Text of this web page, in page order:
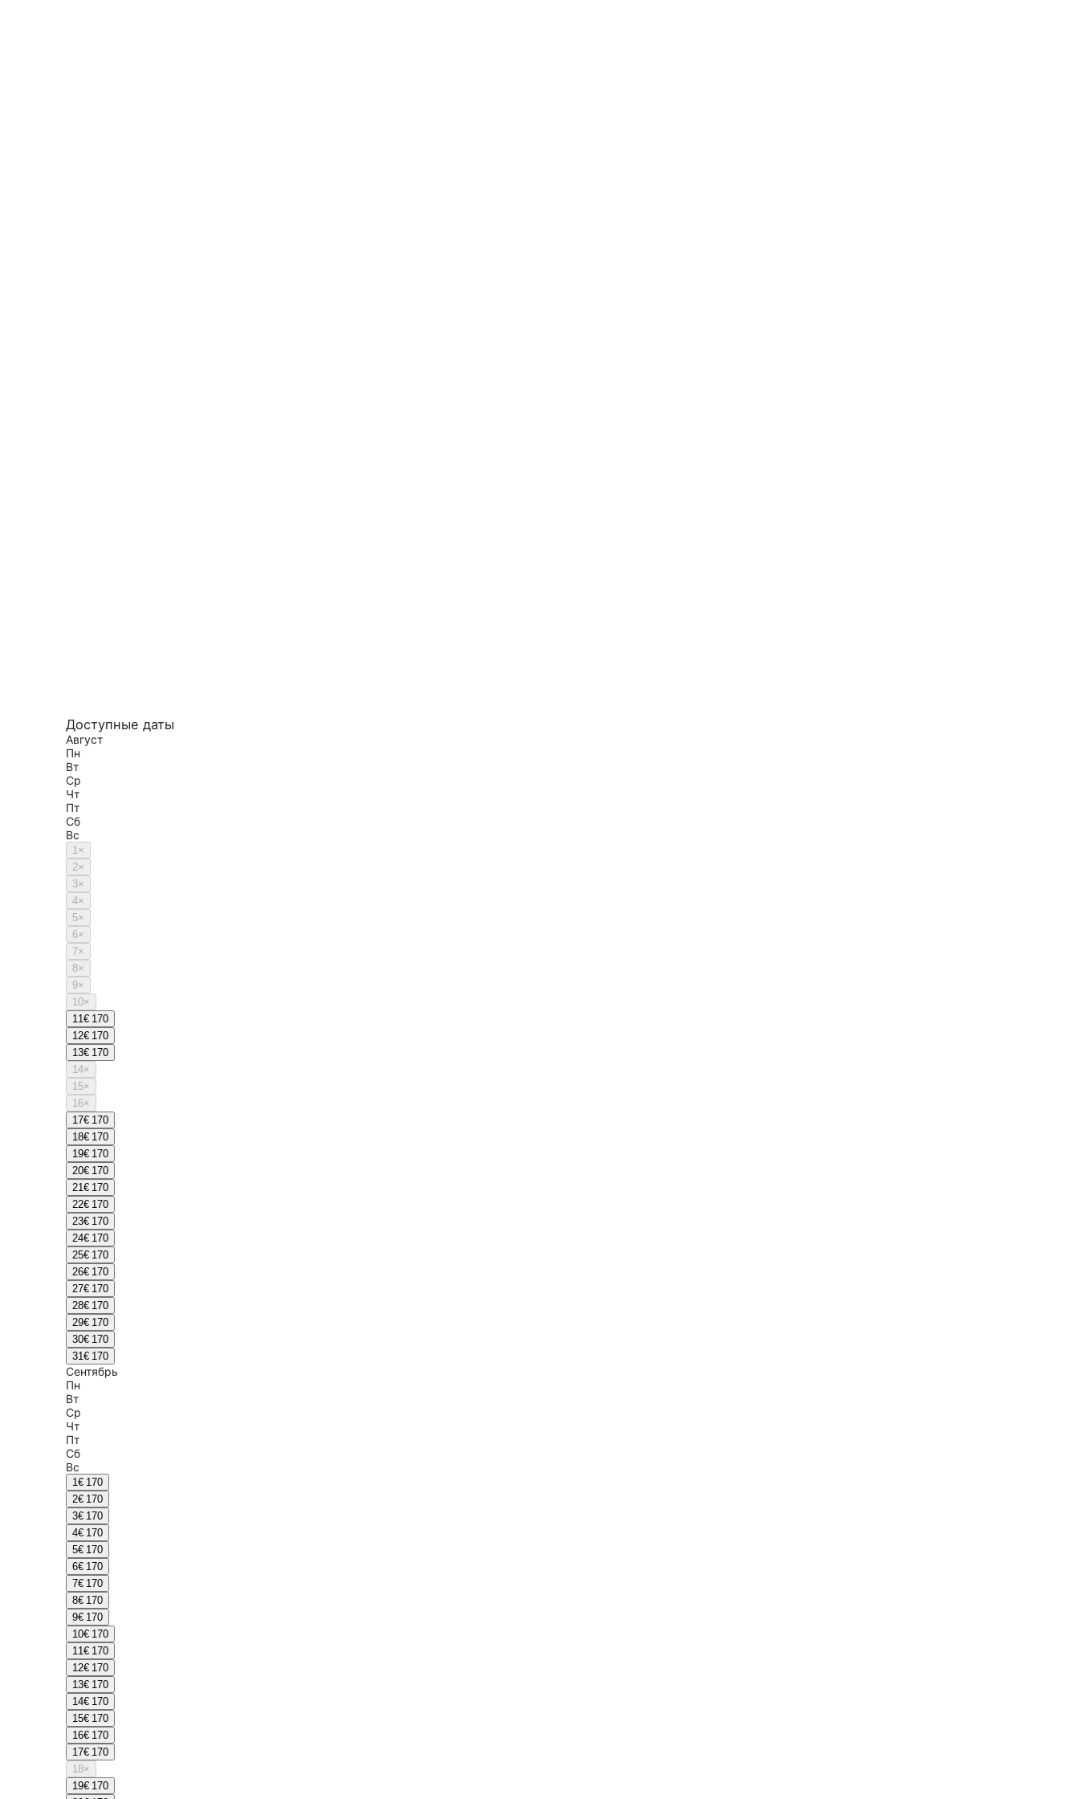
Доступные даты
Август
Пн
Вт
Ср
Чт
Пт
Сб
Вс
1×
2×
3×
4×
5×
6×
7×
8×
9×
10×
11€ 170
12€ 170
13€ 170
14×
15×
16×
17€ 170
18€ 170
19€ 170
20€ 170
21€ 170
22€ 170
23€ 170
24€ 170
25€ 170
26€ 170
27€ 170
28€ 170
29€ 170
30€ 170
31€ 170
Сентябрь
Пн
Вт
Ср
Чт
Пт
Сб
Вс
1€ 170
2€ 170
3€ 170
4€ 170
5€ 170
6€ 170
7€ 170
8€ 170
9€ 170
10€ 170
11€ 170
12€ 170
13€ 170
14€ 170
15€ 170
16€ 170
17€ 170
18×
19€ 170